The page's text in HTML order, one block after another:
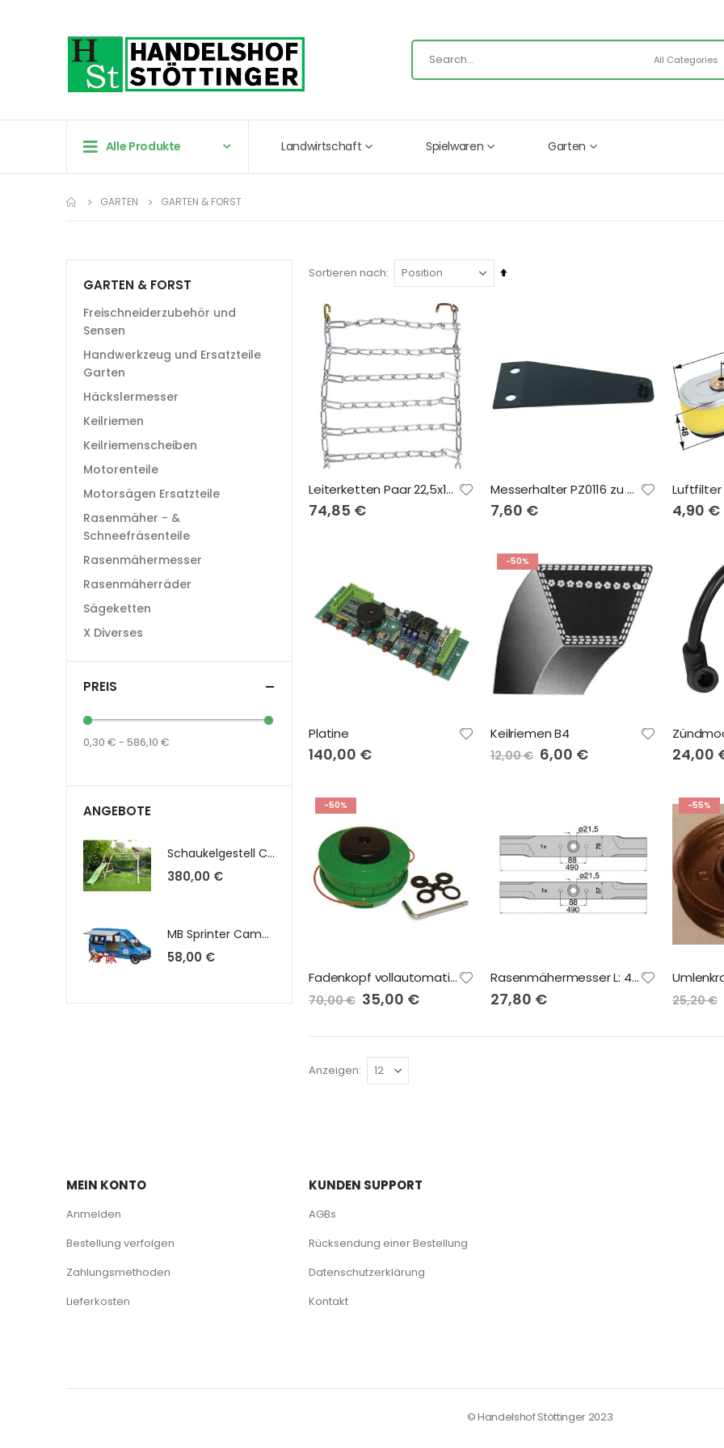
Alle Produkte Landwirtschaft Spielwaren Garten
GARTEN GARTEN & FORST
Sortieren nach
In
Leiterketten Paar 22,5x12.00-9
74,85 €
Messerhalter PZ0116 zu CM120
7,60 € 4,90 €
Platine
140,00 €
-50%
Keilriemen B4
12,00 € Sonderangebot
6,00 € 24,00
-50%
Fadenkopf vollautomatisch
70,00 € Sonderangebot
35,00 €
Rasenmähermesser L: 490 mm, ZB: 21 mm
27,80 €
-55%
25,20 €
Anzeigen
GARTEN & FORST
Freischneiderzubehör und
Sensen
Handwerkzeug und Ersatzteile
Garten
Häckslermesser
Keilriemen
Keilriemenscheiben
Motorenteile
Motorsägen Ersatzteile
Rasenmäher - &
Schneefräsenteile
Rasenmähermesser
Rasenmäherräder
Sägeketten
X Diverses
PREIS
0,30 € - 586,10 €
ANGEBOTE
Schaukelgestell Claudia 1300 kpl. Podesthöhe 1,30m mit Montagesatz, Brett-, Reifenschaukel, Strickleiter u. Wellenrutsche 2,20m
380,00 €
MB Sprinter Camper mit Fahrer u. Zubehör 02684
58,00 €
MEIN KONTO
Anmelden
Bestellung verfolgen
Zahlungsmethoden
Lieferkosten
KUNDEN SUPPORT
AGBs
Rücksendung einer Bestellung
Datenschutzerklärung
Kontakt
© Handelshof Stöttinger 2023